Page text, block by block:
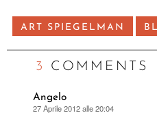
ART SPIEGELMAN
3 COMMENTS
Angelo
ha
27 Aprile 2012 alle 20:04